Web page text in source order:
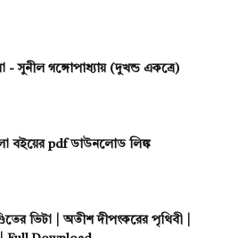
সুনীল গঙ্গোপাধ্যায় (দুখন্ড একত্রে)
বইয়ের pdf ডাউনলোড লিঙ্ক
ভিটা | অতীশ দীপংকরের পৃথিবী |